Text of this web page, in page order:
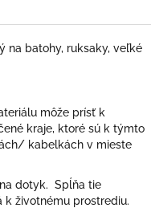
na batohy, ruksaky, veľké
môže prísť k
kraje, ktoré sú k týmto
kabelkách v mieste
dotyk. Spĺňa tie
k životnému prostrediu.